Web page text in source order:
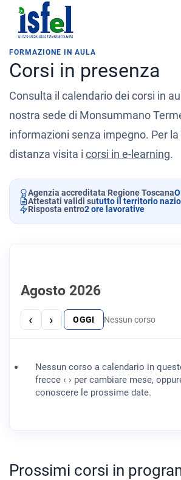
Isfel
Istituto
specialistico
formazione
e
lavoro
FORMAZIONE IN AULA
Corsi in presenza
Consulta il calendario dei corsi in
nostra sede di Monsummano
informazioni senza impegno. Per
distanza visita i corsi in e-learning.
Agenzia accreditata Regione Toscana
Attestati validi sututto il territorio
Risposta entro2 ore lavorative
‹ › OGGI
Agosto 2026
Nessun corso
Nessun corso a calendario in
frecce ‹ › per cambiare mese,
conoscere le prossime date.
Prossimi corsi in